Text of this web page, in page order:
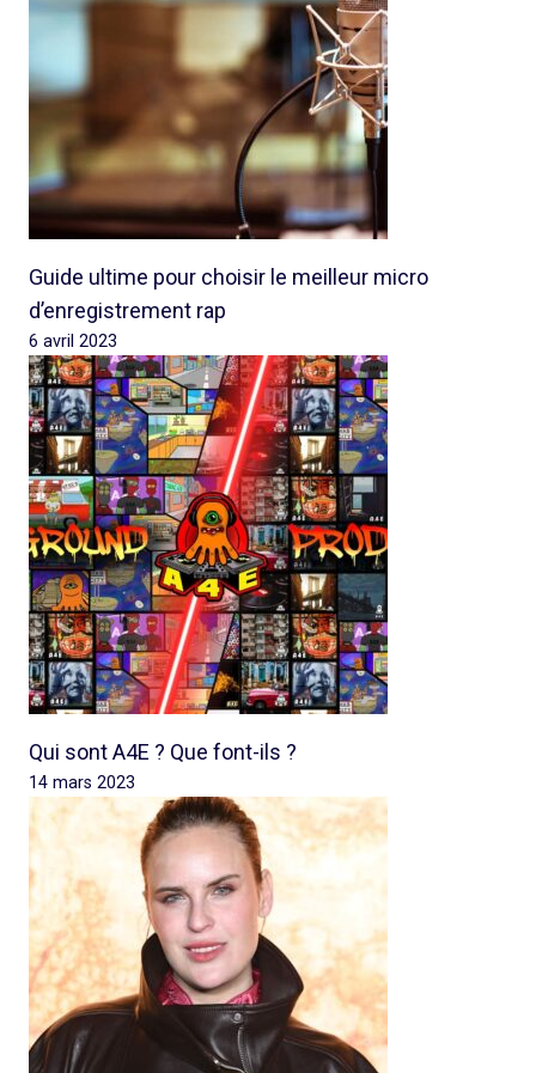
Guide ultime pour choisir le meilleur micro
d’enregistrement rap
6 avril 2023
Qui sont A4E ? Que font-ils ?
14 mars 2023